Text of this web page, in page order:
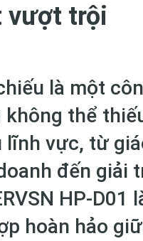
vượt trội
là một
không thể
lĩnh vực, từ
đến giải
HP-D01
hoàn hảo